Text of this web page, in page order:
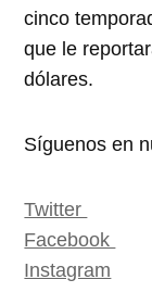
cinco
que le
dólares.
Síguenos en
Twitter
Facebook
Instagram